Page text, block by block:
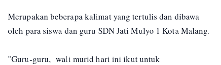
Merupakan beberapa kalimat yang tertulis dan dibawa
oleh para siswa dan guru SDN Jati Mulyo 1 Kota Malang.
"Guru-guru, wali murid hari ini ikut untuk